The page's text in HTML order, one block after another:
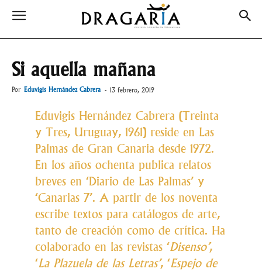
Si aquella mañana
Por Eduvigis Hernández Cabrera - 13 febrero, 2019
Eduvigis Hernández Cabrera (Treinta
y Tres, Uruguay, 1961) reside en Las
Palmas de Gran Canaria desde 1972.
En los años ochenta publica relatos
breves en ‘Diario de Las Palmas’ y
‘Canarias 7’. A partir de los noventa
escribe textos para catálogos de arte,
tanto de creación como de crítica. Ha
colaborado en las revistas ‘Disenso’,
‘La Plazuela de las Letras’, ‘Espejo de